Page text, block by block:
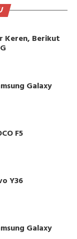
Keren, Berikut
Galaxy
F5
Y36
Galaxy